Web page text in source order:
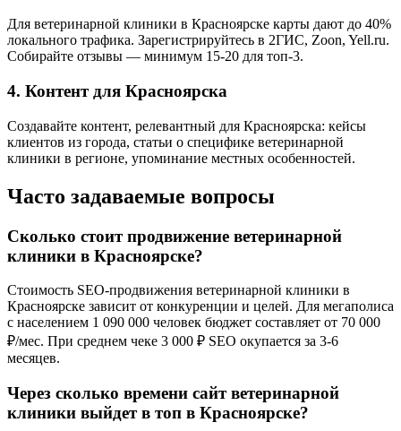
Для ветеринарной клиники в Красноярске карты дают до 40%
локального трафика. Зарегистрируйтесь в 2ГИС, Zoon, Yell.ru.
Собирайте отзывы — минимум 15-20 для топ-3.
4. Контент для Красноярска
Создавайте контент, релевантный для Красноярска: кейсы
клиентов из города, статьи о специфике ветеринарной
клиники в регионе, упоминание местных особенностей.
Часто задаваемые вопросы
Сколько стоит продвижение ветеринарной
клиники в Красноярске?
Стоимость SEO-продвижения ветеринарной клиники в
Красноярске зависит от конкуренции и целей. Для мегаполиса
с населением 1 090 000 человек бюджет составляет от 70 000
₽/мес. При среднем чеке 3 000 ₽ SEO окупается за 3-6
месяцев.
Через сколько времени сайт ветеринарной
клиники выйдет в топ в Красноярске?